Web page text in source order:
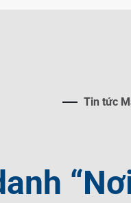
Tin tức